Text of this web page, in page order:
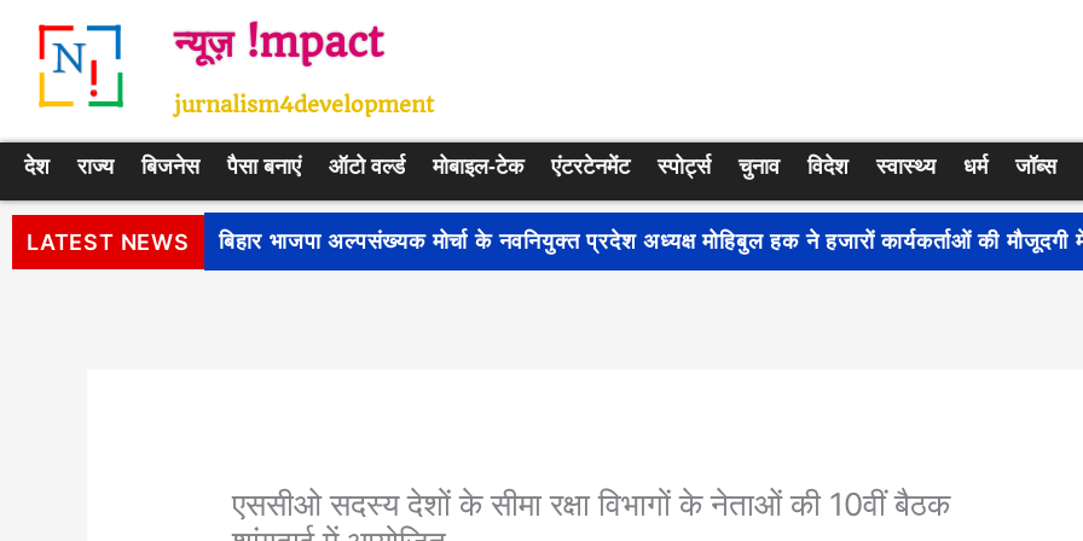
न्यूज़ !mpact
jurnalism4development
देश राज्य बिजनेस पैसा बनाएं ऑटो वर्ल्ड मोबाइल-टेक एंटरटेनमेंट स्पोर्ट्स चुनाव विदेश स्वास्थ्य धर्म जॉब्स
LATEST NEWS पीएम सूर्य घर: मुफ्त बिजली योजना के प्रति जागरूकता बढ़ाने के लिए देशभर में शुरू हुआ नुक्कड़ नाटक
एससीओ सदस्य देशों के सीमा रक्षा विभागों के नेताओं की 10वीं बैठक